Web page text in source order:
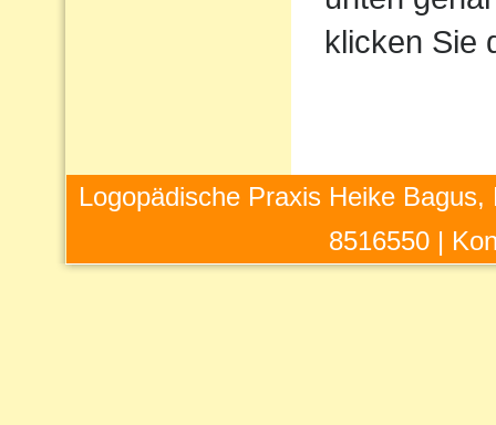
klicken Sie
Logopädische Praxis Heike
8516550 |